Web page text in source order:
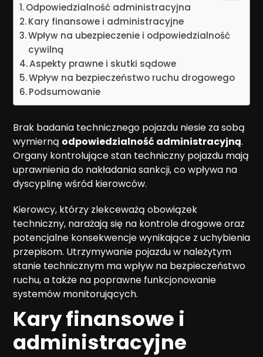
Odpowiedzialność administracyjna
Kary finansowe i administracyjne
Wpływ na ubezpieczenie i odpowiedzialność
cywilną
Aspekty prawne i skutki sądowe
Wpływ na bezpieczeństwo ruchu drogowego
Podsumowanie
Brak badania technicznego pojazdu niesie za sobą
wymierną odpowiedzialność administracyjną.
Organy kontrolujące stan techniczny pojazdu mają
uprawnienia do nakładania sankcji, co wpływa na
dyscyplinę wśród kierowców.
Kierowcy, którzy zlekceważą obowiązek
techniczny, narażają się na kontrole drogowe oraz
potencjalne konsekwencje wynikające z uchybienia
przepisom. Utrzymywanie pojazdu w należytym
stanie technicznym ma wpływ na bezpieczeństwo
ruchu, a także na poprawne funkcjonowanie
systemów monitorujących.
Kary finansowe i
administracyjne